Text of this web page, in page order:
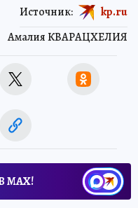
Амалия КВАРАЦХЕЛИЯ
Источник: kp.ru
МАХ!